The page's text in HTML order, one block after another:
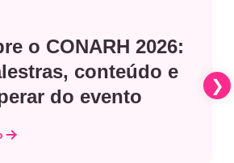
o CONARH 2026:
conteúdo e
do evento